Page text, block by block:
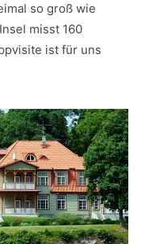
so groß wie
misst 160
ist für uns